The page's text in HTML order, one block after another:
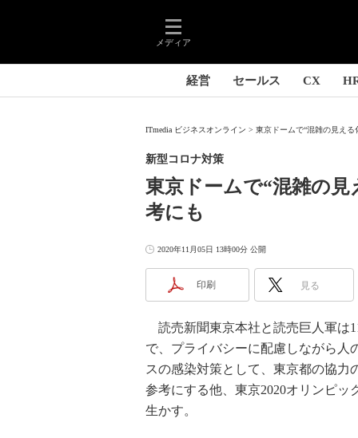
メディア
経営 セールス CX
ITmedia ビジネスオンライン 東京ドームで“混雑の見え
東京ドームで“混雑の
考にも
新型コロナ対策
2020年11月05日 13時00分 公開
印刷 見る
読売新聞東京本社と読売巨人軍は
で、プライバシーに配慮しながら人
スの感染対策として、東京都の協力
参考にする他、東京2020オリンピ
生かす。